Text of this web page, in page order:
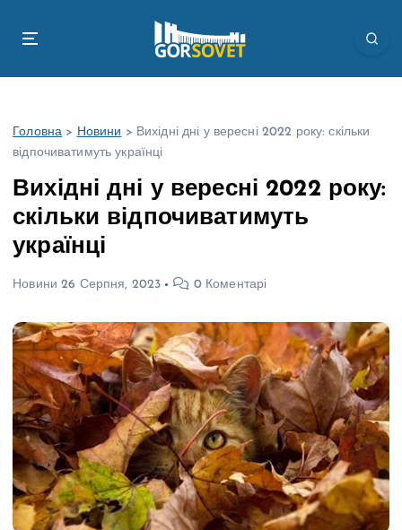
Головна > Новини > Вихідні дні у вересні 2022 року: скільки
відпочиватимуть українці
Вихідні дні у вересні 2022 року:
скільки відпочиватимуть
українці
Новини 26 Серпня, 2023 0 Коментарі